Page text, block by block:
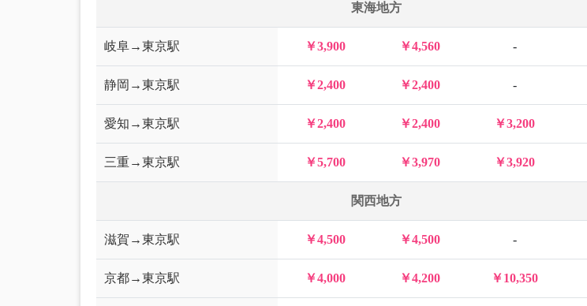
東海地方
岐阜→東京駅 ￥3,900 ￥4,560 -
静岡→東京駅 ￥2,400 ￥2,400 -
愛知→東京駅 ￥2,400 ￥2,400 ￥3,200
三重→東京駅 ￥5,700 ￥3,970 ￥3,920
関西地方
滋賀→東京駅 ￥4,500 ￥4,500 -
京都→東京駅 ￥4,000 ￥4,200 ￥10,350